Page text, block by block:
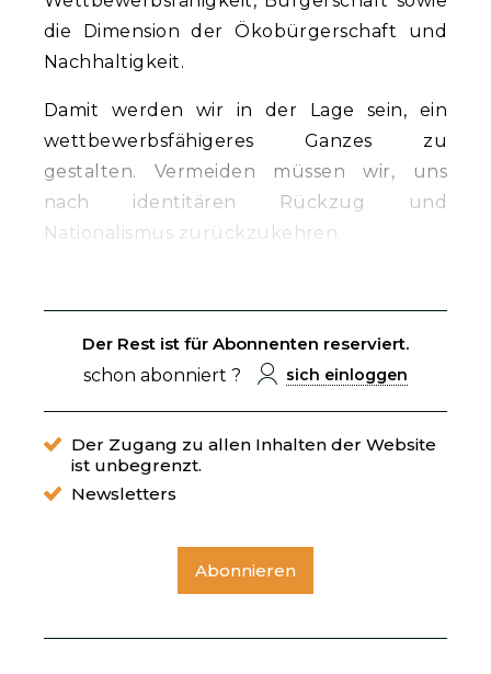
die Dimension der Ökobürgerschaft und
Nachhaltigkeit.
Damit werden wir in der Lage sein, ein
wettbewerbsfähigeres Ganzes zu
gestalten. Vermeiden müssen wir, uns
nach identitären Rückzug und
Nationalismus zurückzukehren.
Der Rest ist für Abonnenten reserviert.
schon abonniert ?
sich einloggen
Der Zugang zu allen Inhalten der Website
ist unbegrenzt.
Newsletters
Abonnieren